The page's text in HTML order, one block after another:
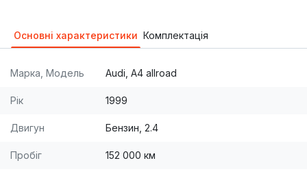
(Airbag ),серворуль,центральный
света,стеклоподъемники,электропакет,CD,MP3,ма
гнитола,гаражное хранение,первый владелец.
Основні характеристики Комплектація
Марка, Модель Audi, A4 allroad
Рік 1999
Двигун Бензин, 2.4
Пробіг 152 000 км